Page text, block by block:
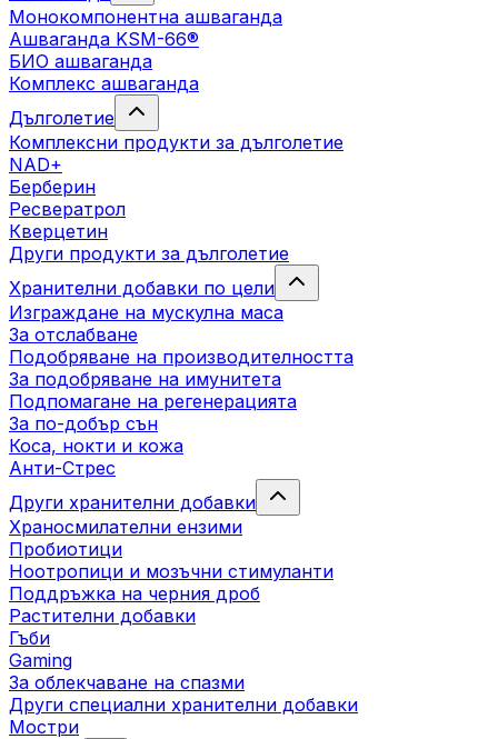
Монокомпонентна ашваганда
Ашваганда KSM-66®
БИО ашваганда
Комплекс ашваганда
Дълголетие
Комплексни продукти за дълголетие
NAD+
Берберин
Ресвератрол
Кверцетин
Други продукти за дълголетие
Хранителни добавки по цели
Изграждане на мускулна маса
За отслабване
Подобряване на производителността
За подобряване на имунитета
Подпомагане на регенерацията
За по-добър сън
Коса, нокти и кожа
Анти-Стрес
Други хранителни добавки
Храносмилателни ензими
Пробиотици
Ноотропици и мозъчни стимуланти
Поддръжка на черния дроб
Растителни добавки
Гъби
Gaming
За облекчаване на спазми
Други специални хранителни добавки
Мостри